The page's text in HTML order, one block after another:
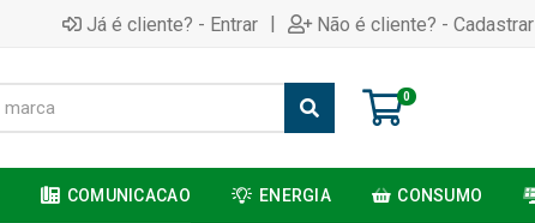
Já é cliente? - Entrar | Não é cliente? - Cadastrar
0
COMUNICACAO ENERGIA CONSUMO